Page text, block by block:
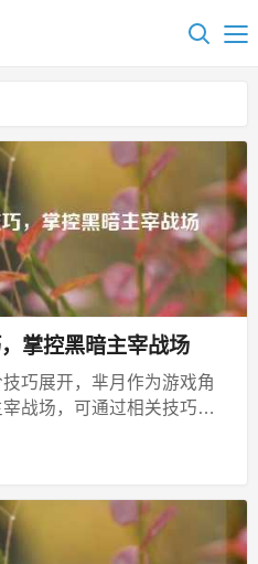
掌控黑暗主宰战场
巧展开，芈月作为游戏角
战场，可通过相关技巧视
绍了芈...